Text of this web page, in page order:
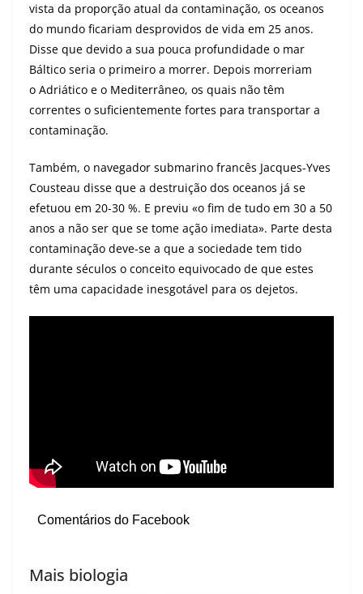
vista da proporção atual da contaminação, os oceanos
do mundo ficariam desprovidos de vida em 25 anos.
Disse que devido a sua pouca profundidade o mar
Báltico seria o primeiro a morrer. Depois morreriam
o Adriático e o Mediterrâneo, os quais não têm
correntes o suficientemente fortes para transportar a
contaminação.
Também, o navegador submarino francês Jacques-Yves
Cousteau disse que a destruição dos oceanos já se
efetuou em 20-30 %. E previu «o fim de tudo em 30 a 50
anos a não ser que se tome ação imediata». Parte desta
contaminação deve-se a que a sociedade tem tido
durante séculos o conceito equivocado de que estes
têm uma capacidade inesgotável para os dejetos.
Comentários do Facebook
Mais biologia